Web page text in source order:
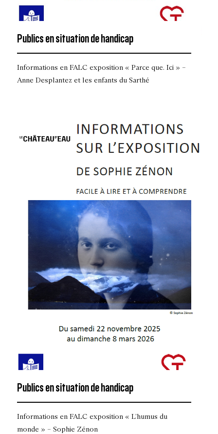
Informations en FALC exposition « Parce que. Ici » –
Anne Desplantez et les enfants du Sarthé
Publics en situation de handicap
Informations en FALC exposition « L’humus du
monde » – Sophie Zénon
Publics en situation de handicap